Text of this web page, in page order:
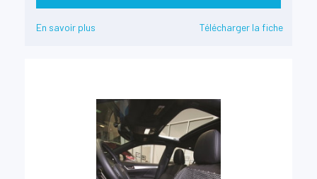
En savoir plus Télécharger la fiche